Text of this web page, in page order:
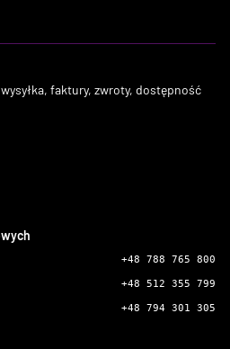
faktury, zwroty, dostępność
+48 788 765 800
+48 512 355 799
+48 794 301 305